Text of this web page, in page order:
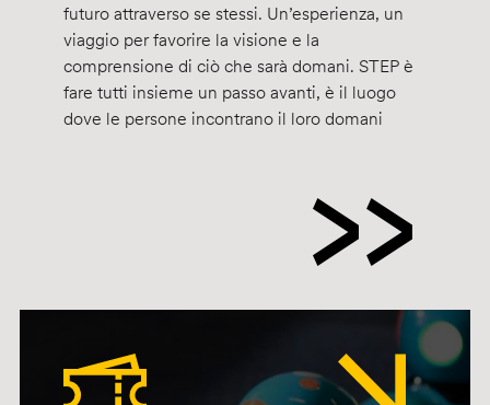
futuro attraverso se stessi. Un’esperienza, un
viaggio per favorire la visione e la
comprensione di ciò che sarà domani. STEP è
fare tutti insieme un passo avanti, è il luogo
dove le persone incontrano il loro domani